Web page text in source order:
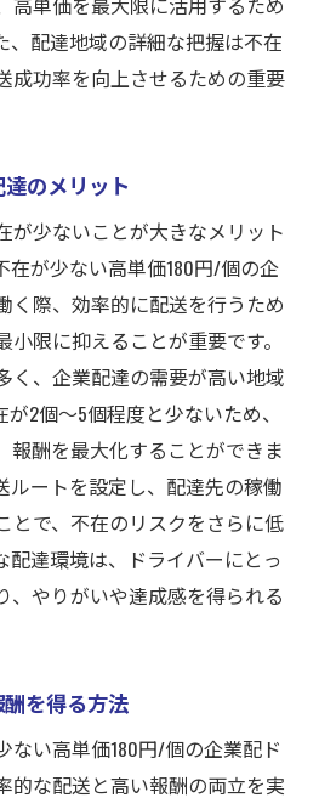
功体験を共有
ためのステップ
送ドライバーの一日
企業配ドライバー安定した
得るための秘訣
る府中市での配送
たらす仕事の意義
を両立させる方法
業務の実際
実感を追求する
中へ軽貨物高単価配達で新
への配送ルートの魅力
ての高単価配達
れる成長機会
成功事例紹介
を踏み出すために
、配達地域の詳細な把握は不在
成功率を向上させるための重要
のメリット
が少ないことが大きなメリット
在が少ない高単価180円/個の企
く際、効率的に配送を行うため
限に抑えることが重要です。
く、企業配達の需要が高い地域
2個〜5個程度と少ないため、
報酬を最大化することができま
ルートを設定し、配達先の稼働
とで、不在のリスクをさらに低
配達環境は、ドライバーにとっ
、やりがいや達成感を得られる
を得る方法
ない高単価180円/個の企業配ド
的な配送と高い報酬の両立を実